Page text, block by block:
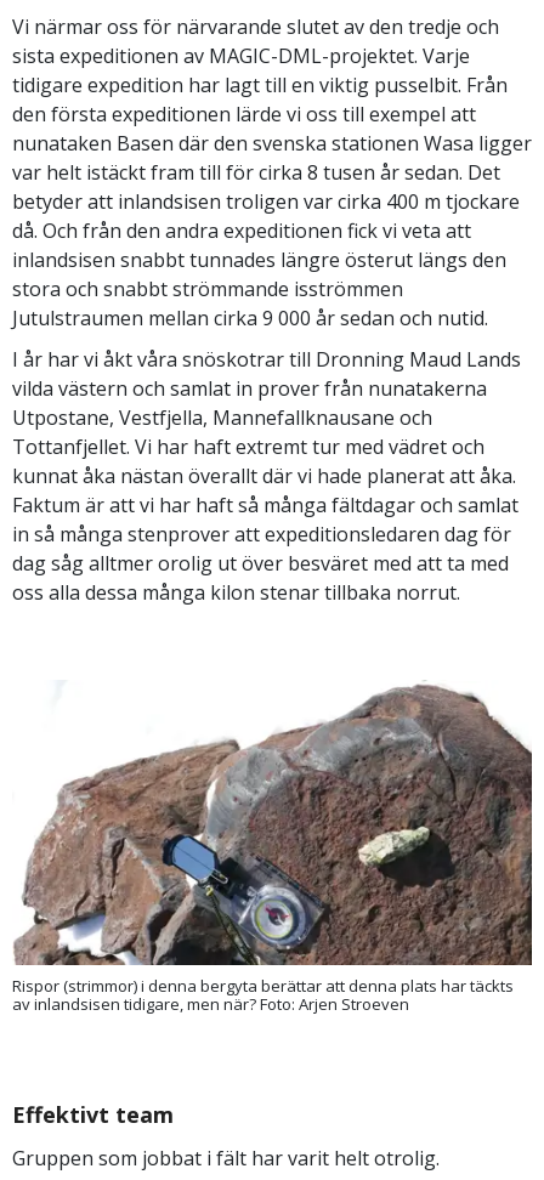
Vi närmar oss för närvarande slutet av den tredje och
sista expeditionen av MAGIC-DML-projektet. Varje
tidigare expedition har lagt till en viktig pusselbit. Från
den första expeditionen lärde vi oss till exempel att
nunataken Basen där den svenska stationen Wasa ligger
var helt istäckt fram till för cirka 8 tusen år sedan. Det
betyder att inlandsisen troligen var cirka 400 m tjockare
då. Och från den andra expeditionen fick vi veta att
inlandsisen snabbt tunnades längre österut längs den
stora och snabbt strömmande isströmmen
Jutulstraumen mellan cirka 9 000 år sedan och nutid.
I år har vi åkt våra snöskotrar till Dronning Maud Lands
vilda västern och samlat in prover från nunatakerna
Utpostane, Vestfjella, Mannefallknausane och
Tottanfjellet. Vi har haft extremt tur med vädret och
kunnat åka nästan överallt där vi hade planerat att åka.
Faktum är att vi har haft så många fältdagar och samlat
in så många stenprover att expeditionsledaren dag för
dag såg alltmer orolig ut över besväret med att ta med
oss alla dessa många kilon stenar tillbaka norrut.
Rispor (strimmor) i denna bergyta berättar att denna plats har täckts
av inlandsisen tidigare, men när? Foto: Arjen Stroeven
Effektivt team
Gruppen som jobbat i fält har varit helt otrolig.